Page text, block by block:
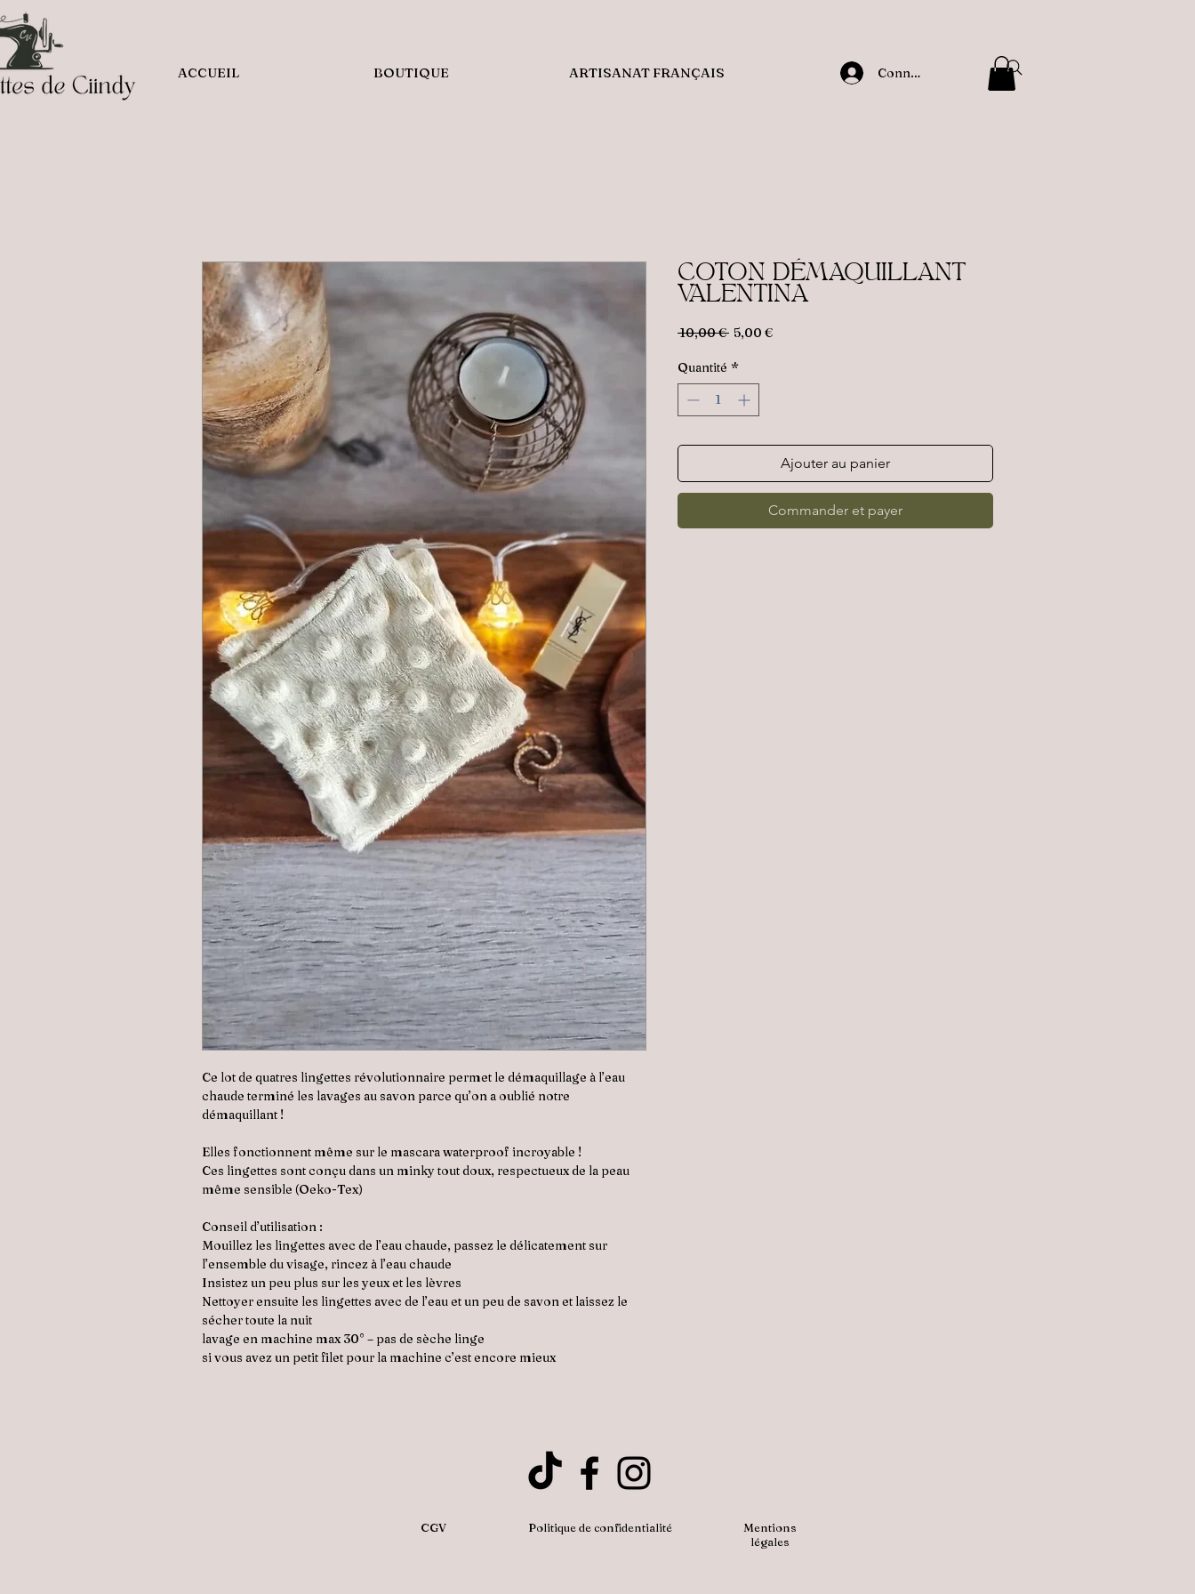
ACCUEIL BOUTIQUE ARTISANAT FRANÇAIS Connexion
Ce lot de quatres lingettes révolutionnaire permet le démaquillage à l’eau
chaude terminé les lavages au savon parce qu’on a oublié notre
démaquillant !
Elles fonctionnent même sur le mascara waterproof incroyable !
Ces lingettes sont conçu dans un minky tout doux, respectueux de la peau
même sensible (Oeko-Tex)
Conseil d’utilisation :
Mouillez les lingettes avec de l’eau chaude, passez le délicatement sur
l’ensemble du visage, rincez à l’eau chaude
Insistez un peu plus sur les yeux et les lèvres
Nettoyer ensuite les lingettes avec de l’eau et un peu de savon et laissez le
sécher toute la nuit
lavage en machine max 30° – pas de sèche linge
si vous avez un petit filet pour la machine c’est encore mieux
COTON DÉMAQUILLANT
VALENTINA
10,00 € Prix
5,00 €Prix
Quantité *
Ajouter au panier
Commander et payer
CGV Politique de confidentialité
Mentions
légales